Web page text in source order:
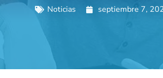
Noticias septiembre 7,